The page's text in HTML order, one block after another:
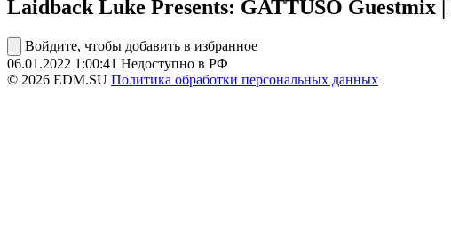
Laidback Luke Presents: GATTÜSO Guestmix
Войдите, чтобы добавить в избранное
06.01.2022 1:00:41 Недоступно в РФ
© 2026 EDM.SU Политика обработки персональных данных